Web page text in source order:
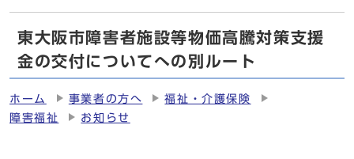
東大阪市障害者施設等物価高騰対策支援
金の交付についてへの別ルート
ホーム 事業者の方へ
福祉・介護保険
障害福祉
お知らせ